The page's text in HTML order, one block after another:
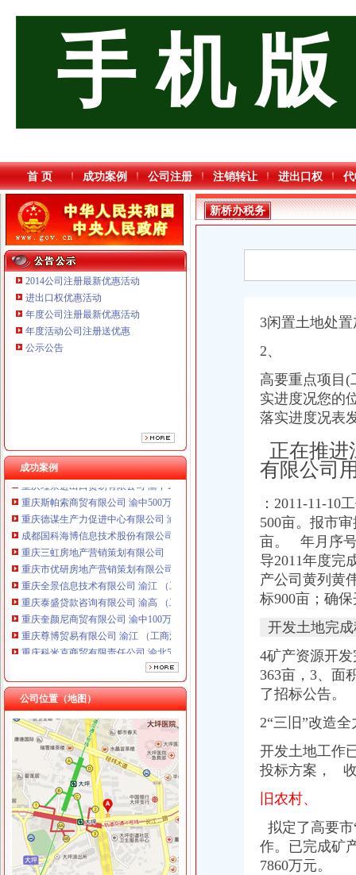
手 机 版
首 页 成功案例 公司注册 注销转让 进出口权
2014公司注册最新优惠活动
进出口权优惠活动
年度公司注册最新优惠活动
年度活动公司注册送优惠
公示公告
成功案例
重庆三虹房地产营销策划有限公司
重庆尊博贸易有限公司 渝江 （工商注册）
重庆科米克商贸有限责任公司 渝北50万 （工商注册）
重庆瑾崇进出口贸易有限公司 渝中100万 （进出口权）
重庆斯帕索商贸有限公司 渝中500万 （进出口权）
重庆德谋生产力促进中心有限公司 渝大10万 （工商注册）
成都国科海博信息技术股份有限公司重庆分公司 渝江 （工商注册）
重庆三虹房地产营销策划有限公司
重庆市优研房地产营销策划有限公司
重庆全景信息技术有限公司 渝江 （工商注册）
重庆泰盛贷款咨询有限公司 渝高 （工商注册）
重庆奎颜尼商贸有限公司 渝中100万 （工商注册）
重庆尊博贸易有限公司 渝江 （工商注册）
重庆科米克商贸有限责任公司 渝北50万 （工商注册）
重庆瑾崇进出口贸易有限公司 渝中100万 （进出口权）
重庆斯帕索商贸有限公司 渝中500万 （进出口权）
重庆德谋生产力促进中心有限公司 渝大10万 （工商注册）
成都国科海博信息技术股份有限公司重庆分公司 渝江 （工商注册）
公司位置（地图）
新桥办税务登记证
高要重点项目（工作）监督况专栏
11月7日广西广西城建咨询有限公司玉林市福绵区新桥联片农村饮水安
中国科学院海洋研究所仪器设备采购项目（第十九批）的招标公告
沪培训班借名校招牌蒙人至少有40家冒牌培训班
新桥办税务
登记证
3闲置土地处
2、
高要重点项目(
实进度况您的
落实进度况表
正在推进
有限公司
：2011-11-10
500亩。报市
亩。 年月序号
导2011年度完
产公司黄列黄
标900亩；确
开发土地完
4矿产资源开
363亩， 3、 面
了招标公告。
2“三旧”改造
开发土地工作
投标方案，
旧农村、
拟定了高要
作。已完成矿
7860万元。